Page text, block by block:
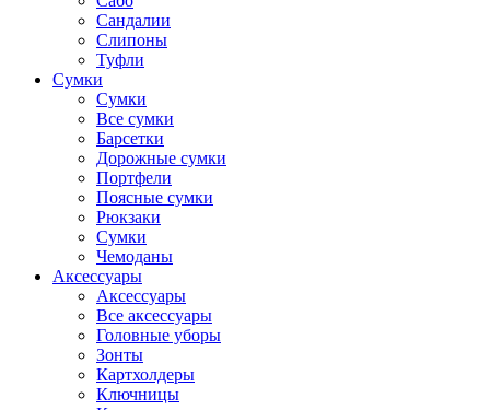
Сандалии
Слипоны
Туфли
Сумки
Сумки
Все сумки
Барсетки
Дорожные сумки
Портфели
Поясные сумки
Рюкзаки
Сумки
Чемоданы
Аксессуары
Аксессуары
Все аксессуары
Головные уборы
Зонты
Картхолдеры
Ключницы